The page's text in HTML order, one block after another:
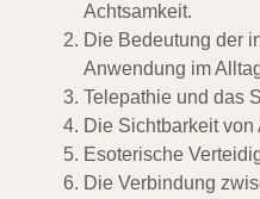
Achtsamkeit.
Die Bedeutung der
Anwendung im
Telepathie und das
Die Sichtbarkeit
Esoterische
Die Verbindung